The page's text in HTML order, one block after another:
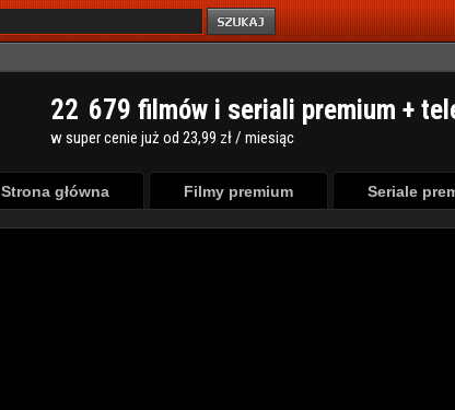
22 679 filmów i seriali premium +
w super cenie już od 23,99 zł / miesiąc
Strona główna Filmy premium Seriale